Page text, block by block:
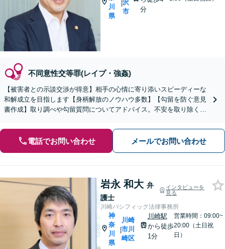
川
県
|沢
市
分
不同意性交等罪(レイプ・強姦)
【被害者との示談交渉が得意】相手の心情に寄り添いスピーディーな
和解成立を目指します【身柄解放のノウハウ多数】【勾留を防ぐ意見
書作成】取り調べや勾留質問についてアドバイス。不安を取り除くた
電話でお問い合わせ メールでお問い合わせ
岩永 和大 弁
護士
インタビューを
見る
川崎パシフィック法律事務所
神
奈
川
県
|
川崎
市川
崎区
川崎駅
から徒歩
1分
営業時間：09:00~
20:00（土日祝
日）